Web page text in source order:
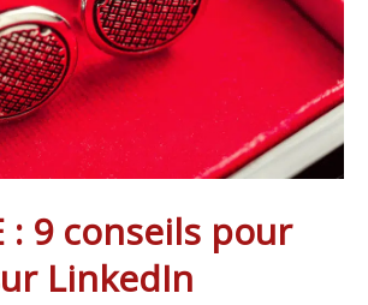
: 9 conseils pour
LinkedIn